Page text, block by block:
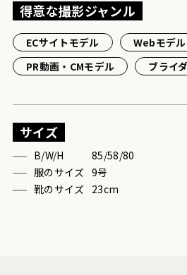
得意な撮影ジャンル
ECサイトモデル
Webモデル
PR動画・CMモデル
ブライ
サイズ
B/W/H
85/58/80
服のサイズ 9号
靴のサイズ 23cm